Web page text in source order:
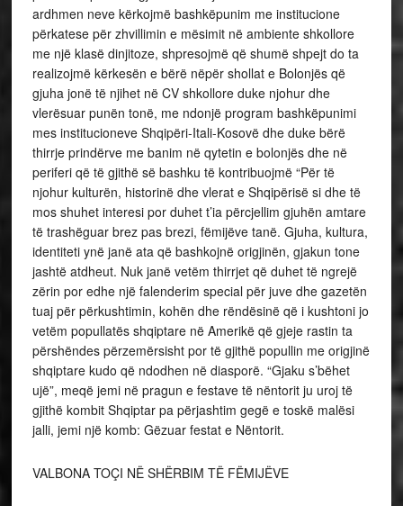
ardhmen neve kërkojmë bashkëpunim me institucione
përkatese për zhvillimin e mësimit në ambiente shkollore
me një klasë dinjitoze, shpresojmë që shumë shpejt do ta
realizojmë kërkesën e bërë nëpër shollat e Bolonjës që
gjuha jonë të njihet në CV shkollore duke njohur dhe
vlerësuar punën tonë, me ndonjë program bashkëpunimi
mes institucioneve Shqipëri-Itali-Kosovë dhe duke bërë
thirrje prindërve me banim në qytetin e bolonjës dhe në
periferi që të gjithë së bashku të kontribuojmë “Për të
njohur kulturën, historinë dhe vlerat e Shqipërisë si dhe të
mos shuhet interesi por duhet t’ia përcjellim gjuhën amtare
të trashëguar brez pas brezi, fëmijëve tanë. Gjuha, kultura,
identiteti ynë janë ata që bashkojnë origjinën, gjakun tone
jashtë atdheut. Nuk janë vetëm thirrjet që duhet të ngrejë
zërin por edhe një falenderim special për juve dhe gazetën
tuaj për përkushtimin, kohën dhe rëndësinë që i kushtoni jo
vetëm popullatës shqiptare në Amerikë që gjeje rastin ta
përshëndes përzemërsisht por të gjithë popullin me origjinë
shqiptare kudo që ndodhen në diasporë. “Gjaku s’bëhet
ujë”, meqë jemi në pragun e festave të nëntorit ju uroj të
gjithë kombit Shqiptar pa përjashtim gegë e toskë malësi
jalli, jemi një komb: Gëzuar festat e Nëntorit.
VALBONA TOÇI NË SHËRBIM TË FËMIJËVE